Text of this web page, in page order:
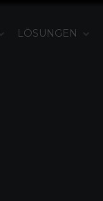
LÖSUNGEN